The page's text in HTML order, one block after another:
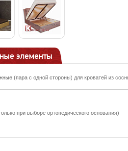
элементы
(пара с одной стороны) для кроватей из
при выборе ортопедического основания)